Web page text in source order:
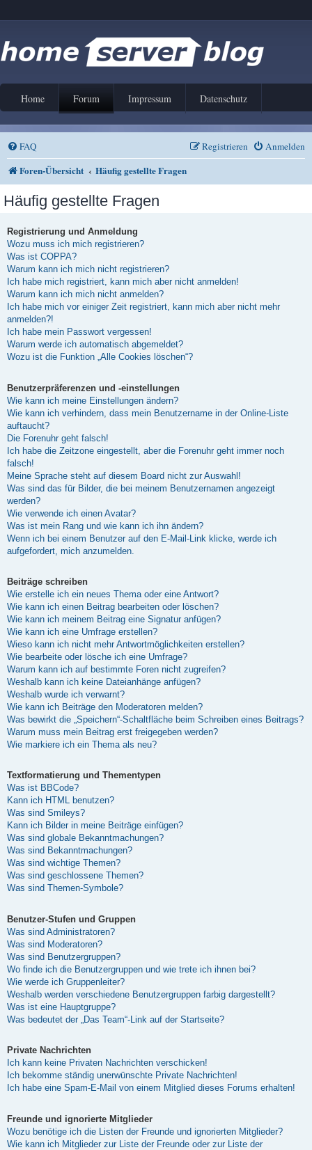
Home Forum Impressum Datenschutz
FAQ Anmelden
Registrieren
Foren-Übersicht Häufig gestellte Fragen
Häufig gestellte Fragen
Registrierung und Anmeldung
Wozu muss ich mich registrieren?
Was ist COPPA?
Warum kann ich mich nicht registrieren?
Ich habe mich registriert, kann mich aber nicht anmelden!
Warum kann ich mich nicht anmelden?
Ich habe mich vor einiger Zeit registriert, kann mich aber nicht mehr
anmelden?!
Ich habe mein Passwort vergessen!
Warum werde ich automatisch abgemeldet?
Wozu ist die Funktion „Alle Cookies löschen“?
Benutzerpräferenzen und -einstellungen
Wie kann ich meine Einstellungen ändern?
Wie kann ich verhindern, dass mein Benutzername in der Online-Liste
auftaucht?
Die Forenuhr geht falsch!
Ich habe die Zeitzone eingestellt, aber die Forenuhr geht immer noch
falsch!
Meine Sprache steht auf diesem Board nicht zur Auswahl!
Was sind das für Bilder, die bei meinem Benutzernamen angezeigt
werden?
Wie verwende ich einen Avatar?
Was ist mein Rang und wie kann ich ihn ändern?
Wenn ich bei einem Benutzer auf den E-Mail-Link klicke, werde ich
aufgefordert, mich anzumelden.
Beiträge schreiben
Wie erstelle ich ein neues Thema oder eine Antwort?
Wie kann ich einen Beitrag bearbeiten oder löschen?
Wie kann ich meinem Beitrag eine Signatur anfügen?
Wie kann ich eine Umfrage erstellen?
Wieso kann ich nicht mehr Antwortmöglichkeiten erstellen?
Wie bearbeite oder lösche ich eine Umfrage?
Warum kann ich auf bestimmte Foren nicht zugreifen?
Weshalb kann ich keine Dateianhänge anfügen?
Weshalb wurde ich verwarnt?
Wie kann ich Beiträge den Moderatoren melden?
Was bewirkt die „Speichern“-Schaltfläche beim Schreiben eines Beitrags?
Warum muss mein Beitrag erst freigegeben werden?
Wie markiere ich ein Thema als neu?
Textformatierung und Thementypen
Was ist BBCode?
Kann ich HTML benutzen?
Was sind Smileys?
Kann ich Bilder in meine Beiträge einfügen?
Was sind globale Bekanntmachungen?
Was sind Bekanntmachungen?
Was sind wichtige Themen?
Was sind geschlossene Themen?
Was sind Themen-Symbole?
Benutzer-Stufen und Gruppen
Was sind Administratoren?
Was sind Moderatoren?
Was sind Benutzergruppen?
Wo finde ich die Benutzergruppen und wie trete ich ihnen bei?
Wie werde ich Gruppenleiter?
Weshalb werden verschiedene Benutzergruppen farbig dargestellt?
Was ist eine Hauptgruppe?
Was bedeutet der „Das Team“-Link auf der Startseite?
Private Nachrichten
Ich kann keine Privaten Nachrichten verschicken!
Ich bekomme ständig unerwünschte Private Nachrichten!
Ich habe eine Spam-E-Mail von einem Mitglied dieses Forums erhalten!
Freunde und ignorierte Mitglieder
Wozu benötige ich die Listen der Freunde und ignorierten Mitglieder?
Wie kann ich Mitglieder zur Liste der Freunde oder zur Liste der